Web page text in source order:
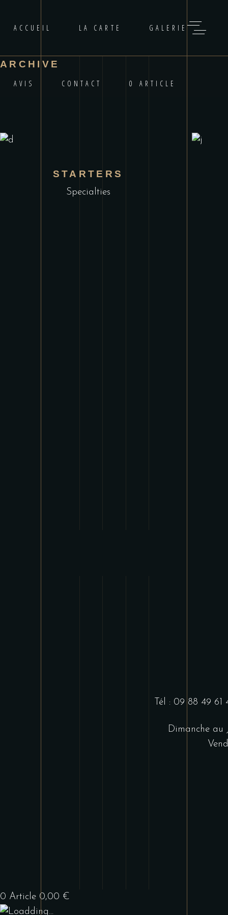
ACCUEIL LA CARTE GALERIE
AVIS CONTACT 0 ARTICLE
ARCHIVE
STARTERS
Specialties
Tél : 09 88 49 61
Dimanche au
0 Article 0,00 €